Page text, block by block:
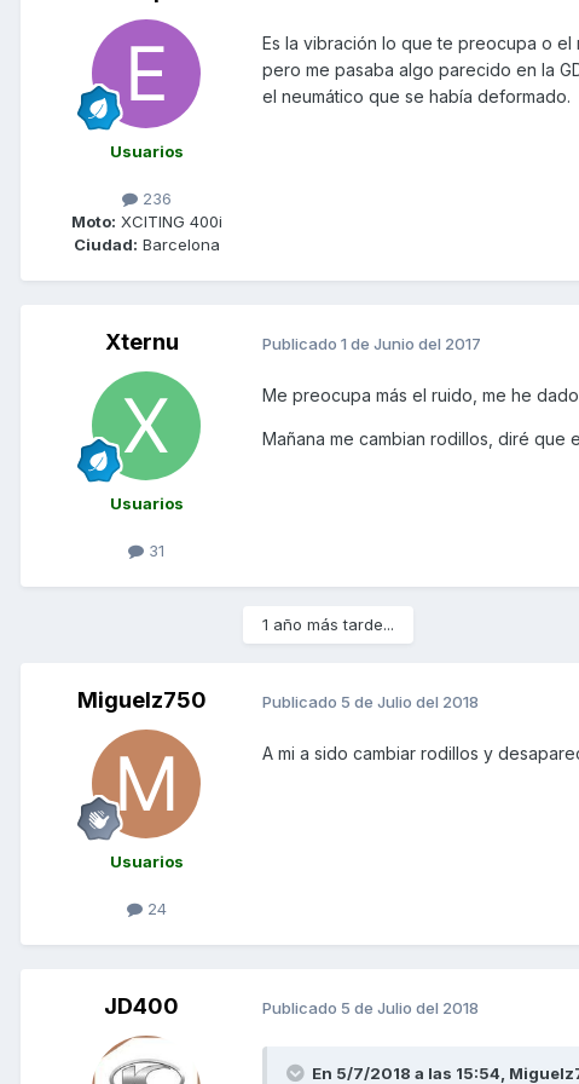
Usuarios
236
Moto: XCITING 400i
Ciudad: Barcelona
Es la vibración lo que te preocupa o
pero me pasaba algo parecido en la
el neumático que se había deformado.
Xternu
Usuarios
31
Publicado 1 de Junio del 2017
Me preocupa más el ruido, me he
Mañana me cambian rodillos, diré que
1 año más tarde...
Miguelz750
Usuarios
24
Publicado 5 de Julio del 2018
A mi a sido cambiar rodillos y
JD400 Publicado 5 de Julio del 2018
En 5/7/2018 a las 15:54,